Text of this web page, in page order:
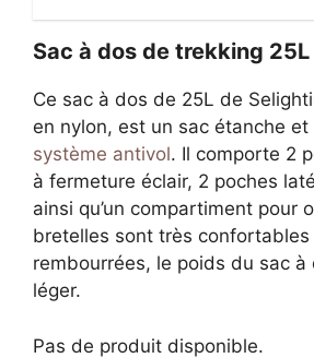
Sac à dos de trekking
Ce sac à dos de 25L de
en nylon, est un sac étanche et
système antivol. Il comporte 2
à fermeture éclair, 2 poches
ainsi qu’un compartiment pour
bretelles sont très confortables
rembourrées, le poids du sac à
léger.
Pas de produit disponible.